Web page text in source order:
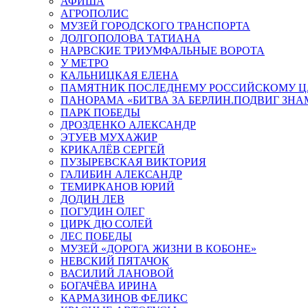
АГРОПОЛИС
МУЗЕЙ ГОРОДСКОГО ТРАНСПОРТА
ДОЛГОПОЛОВА ТАТИАНА
НАРВСКИЕ ТРИУМФАЛЬНЫЕ ВОРОТА
У МЕТРО
КАЛЬНИЦКАЯ ЕЛЕНА
ПАМЯТНИК ПОСЛЕДНЕМУ РОССИЙСКОМУ
ПАНОРАМА «БИТВА ЗА БЕРЛИН.ПОДВИГ
ПАРК ПОБЕДЫ
ДРОЗДЕНКО АЛЕКСАНДР
ЭТУЕВ МУХАЖИР
КРИКАЛЁВ СЕРГЕЙ
ПУЗЫРЕВСКАЯ ВИКТОРИЯ
ГАЛИБИН АЛЕКСАНДР
ТЕМИРКАНОВ ЮРИЙ
ДОДИН ЛЕВ
ПОГУДИН ОЛЕГ
ЦИРК ДЮ СОЛЕЙ
ЛЕС ПОБЕДЫ
МУЗЕЙ «ДОРОГА ЖИЗНИ В КОБОНЕ»
НЕВСКИЙ ПЯТАЧОК
ВАСИЛИЙ ЛАНОВОЙ
БОГАЧЁВА ИРИНА
КАРМАЗИНОВ ФЕЛИКС